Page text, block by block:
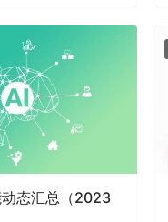
态汇总（2023